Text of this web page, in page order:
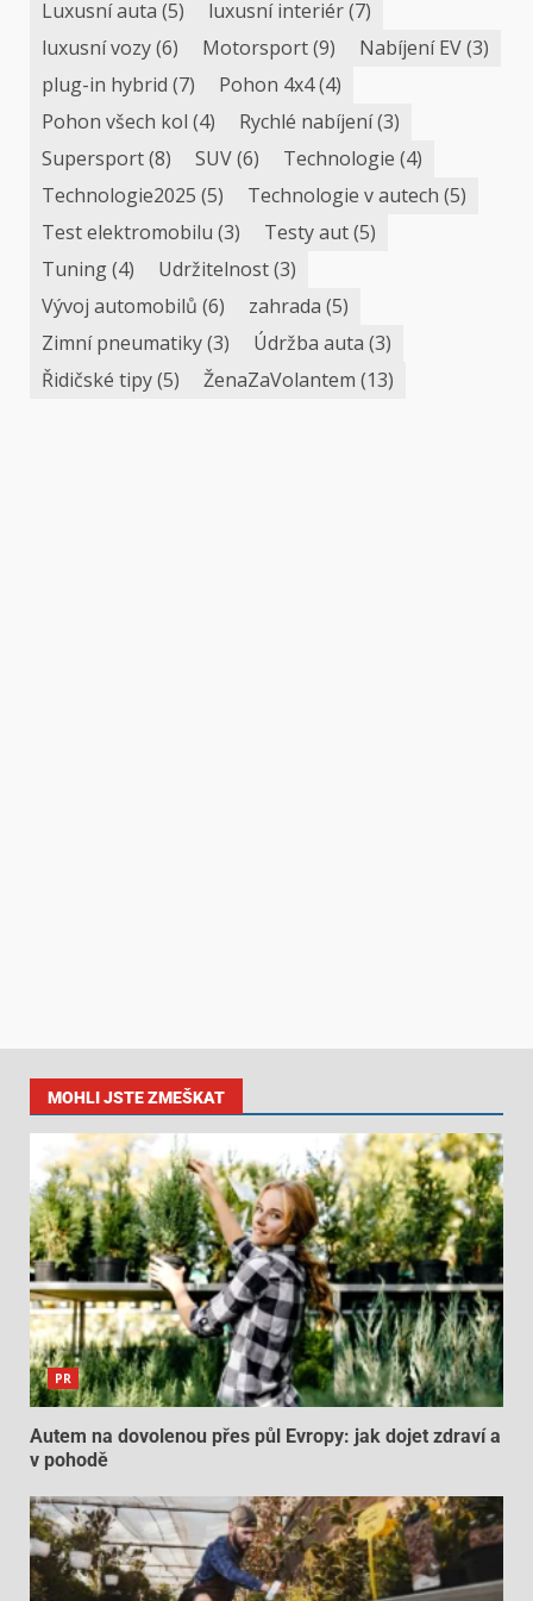
Luxusní auta (5) luxusní interiér(7)
luxusní vozy(6) Motorsport(9) Nabíjení EV(3)
plug-in hybrid (7) Pohon 4x4(4)
Pohon všech kol (4) Rychlé nabíjení(3)
Supersport(8) SUV(6) Technologie (4)
Technologie2025 (5) Technologie v autech (5)
Test elektromobilu (3) Testy aut(5)
Tuning(4) Udržitelnost(3)
Vývoj automobilů (6) zahrada (5)
Zimní pneumatiky(3) Údržba auta (3)
Řidičské tipy(5) ŽenaZaVolantem (13)
MOHLI JSTE ZMEŠKAT
PR
Autem na dovolenou přes půl Evropy: jak dojet zdraví a
v pohodě